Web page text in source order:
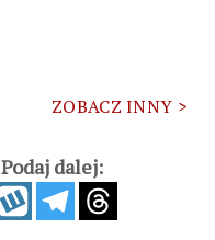
ZOBACZ INNY >
dalej: